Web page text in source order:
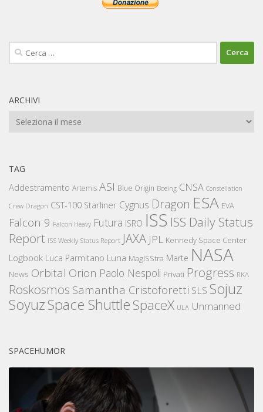
Ricerca
per:
ARCHIVI
Archivi
TAG
Addestramento Artemis ASI Blue Origin Boeing CNSA Constellation
Crew Dragon CST-100 Starliner Cygnus Dragon ESA EVA
Falcon 9 Falcon Heavy Futura ISRO ISS ISS Daily Status
Report ISS Weekly Status Report JAXA JPL Kennedy Space Center
Logbook Luca Parmitano Luna MagISStra Marte NASA
News Orbital Orion Paolo Nespoli Privati Progress RKA
Roskosmos Samantha Cristoforetti SLS Sojuz
SoyuzSpace ShuttleSpaceX ULA Unmanned
SPACEHUMOR